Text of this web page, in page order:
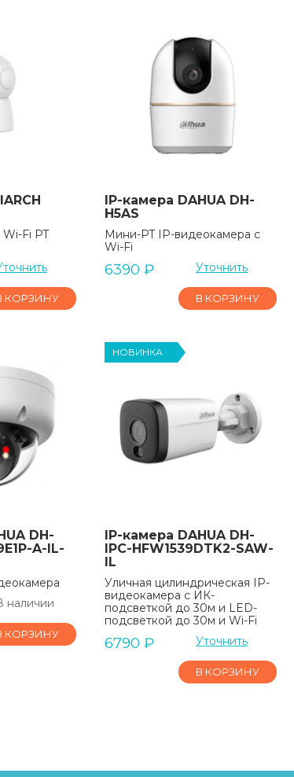
Fi PT
КОРЗИНУ
IP-камера DAHUA DH-
H5AS
Мини-PT IP-видеокамера с
Wi-Fi
6390 ₽ Уточнить
В КОРЗИНУ
DH-
A-IL-
наличии
КОРЗИНУ
НОВИНКА
IP-камера DAHUA DH-
IPC-HFW1539DTK2-SAW-
IL
Уличная цилиндрическая IP-
видеокамера с ИК-
подсветкой до 30м и LED-
подсветкой до 30м и Wi-Fi
6790 ₽ Уточнить
В КОРЗИНУ